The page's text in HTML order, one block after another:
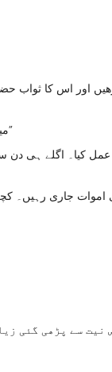
اور اس کا ثواب
“میں ضمانت دیتا ہوں کہ جو یہ عمل کرے گا، وہ اس وبا سے محفوظ رہے گا۔”
نے عمل کیا۔ اگلے
جاری رہیں۔
نیت سے پڑھی گئی